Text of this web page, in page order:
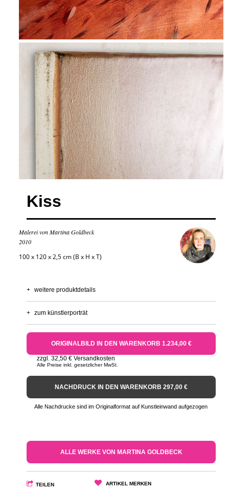
Kiss
Malerei von Martina Goldbeck
2010
100 x 120 x 2,5 cm (B x H x T)
+ weitere produktdetails
+ zum künstlerporträt
ORIGINALBILD IN DEN WARENKORB 1.234,00 €
zzgl. 32,50 € Versandkosten
Alle Preise inkl. gesetzlicher MwSt.
NACHDRUCK IN DEN WARENKORB 297,00 €
Alle Nachdrucke sind im Originalformat auf Kunstleinwand aufgezogen
ALLE WERKE VON MARTINA GOLDBECK
TEILEN ARTIKEL MERKEN